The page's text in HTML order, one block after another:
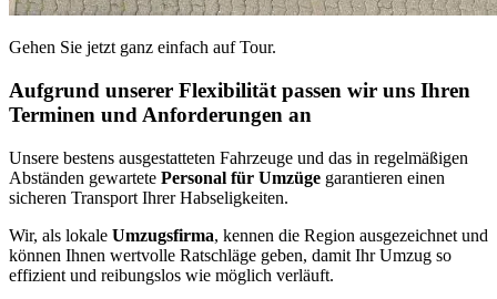
Gehen Sie jetzt ganz einfach auf Tour.
Aufgrund unserer Flexibilität passen wir uns Ihren
Terminen und Anforderungen an
Unsere bestens ausgestatteten Fahrzeuge und das in regelmäßigen
Abständen gewartete Personal für Umzüge garantieren einen
sicheren Transport Ihrer Habseligkeiten.
Wir, als lokale Umzugsfirma, kennen die Region ausgezeichnet und
können Ihnen wertvolle Ratschläge geben, damit Ihr Umzug so
effizient und reibungslos wie möglich verläuft.